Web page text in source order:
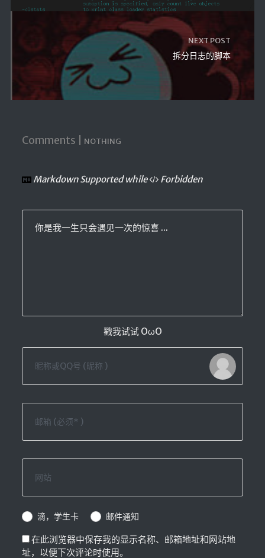
NEXT POST
拆分日志的脚本
Comments | NOTHING
Markdown Supported while Forbidden
你是我一生只会遇见一次的惊喜 ...
戳我试试 OωO
滴，学生卡 邮件通知
在此浏览器中保存我的显示名称、邮箱地址和网站地
址，以便下次评论时使用。